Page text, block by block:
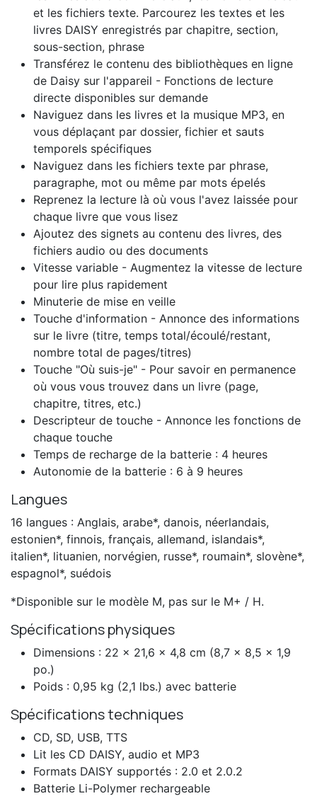
et les fichiers texte. Parcourez les textes et les
livres DAISY enregistrés par chapitre, section,
sous-section, phrase
Transférez le contenu des bibliothèques en ligne
de Daisy sur l'appareil - Fonctions de lecture
directe disponibles sur demande
Naviguez dans les livres et la musique MP3, en
vous déplaçant par dossier, fichier et sauts
temporels spécifiques
Naviguez dans les fichiers texte par phrase,
paragraphe, mot ou même par mots épelés
Reprenez la lecture là où vous l'avez laissée pour
chaque livre que vous lisez
Ajoutez des signets au contenu des livres, des
fichiers audio ou des documents
Vitesse variable - Augmentez la vitesse de lecture
pour lire plus rapidement
Minuterie de mise en veille
Touche d'information - Annonce des informations
sur le livre (titre, temps total/écoulé/restant,
nombre total de pages/titres)
Touche "Où suis-je" - Pour savoir en permanence
où vous vous trouvez dans un livre (page,
chapitre, titres, etc.)
Descripteur de touche - Annonce les fonctions de
chaque touche
Temps de recharge de la batterie : 4 heures
Autonomie de la batterie : 6 à 9 heures
Langues
16 langues : Anglais, arabe*, danois, néerlandais,
estonien*, finnois, français, allemand, islandais*,
italien*, lituanien, norvégien, russe*, roumain*, slovène*,
espagnol*, suédois
*Disponible sur le modèle M, pas sur le M+ / H.
Spécifications physiques
Dimensions : 22 x 21,6 x 4,8 cm (8,7 x 8,5 x 1,9
po.)
Poids : 0,95 kg (2,1 lbs.) avec batterie
Spécifications techniques
CD, SD, USB, TTS
Lit les CD DAISY, audio et MP3
Formats DAISY supportés : 2.0 et 2.0.2
Batterie Li-Polymer rechargeable